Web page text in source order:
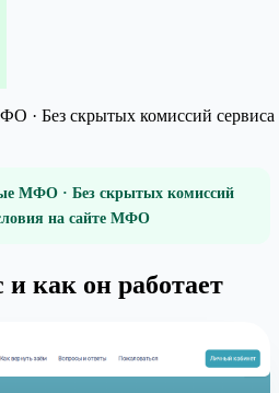
· Без скрытых комиссий сервиса
МФО · Без скрытых комиссий
на сайте МФО
и как он работает